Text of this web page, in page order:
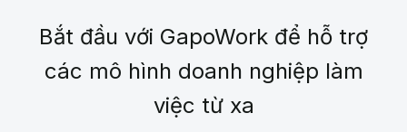
Bắt đầu với GapoWork để hỗ trợ
các mô hình doanh nghiệp làm
việc từ xa